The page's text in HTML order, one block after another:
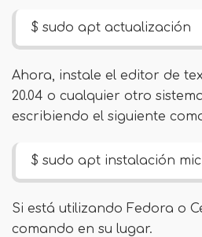
$ sudo apt actualización
Ahora, instale el editor de
20.04 o cualquier otro
escribiendo el siguiente
$ sudo apt instalación
Si está utilizando Fedora o
comando en su lugar.